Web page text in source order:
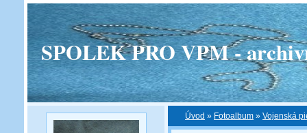
SPOLEK PRO VPM -
Úvod » Fotoalbum » Vojenská